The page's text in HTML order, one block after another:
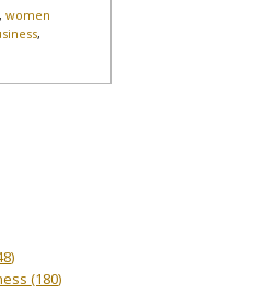
,women
,
(180)